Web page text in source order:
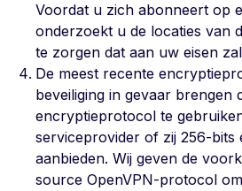
Voordat u zich abonneert op
onderzoekt u de locaties van
te zorgen dat aan uw eisen
De meest recente
beveiliging in gevaar brengen
encryptieprotocol te
serviceprovider of zij 256-
aanbieden. Wij geven de
source OpenVPN-protocol